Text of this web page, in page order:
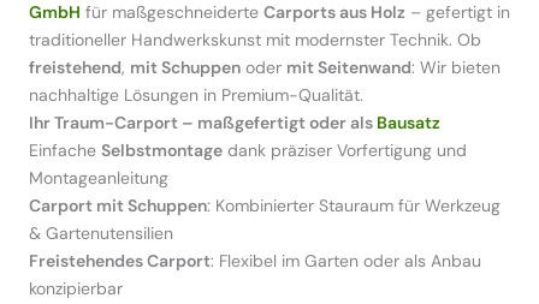
GmbH für maßgeschneiderte Carports aus Holz – gefertigt in
traditioneller Handwerkskunst mit modernster Technik. Ob
freistehend, mit Schuppen oder mit Seitenwand: Wir bieten
nachhaltige Lösungen in Premium-Qualität.
Ihr Traum-Carport – maßgefertigt oder als Bausatz
Einfache Selbstmontage dank präziser Vorfertigung und
Montageanleitung
Carport mit Schuppen: Kombinierter Stauraum für Werkzeug
& Gartenutensilien
Freistehendes Carport: Flexibel im Garten oder als Anbau
konzipierbar